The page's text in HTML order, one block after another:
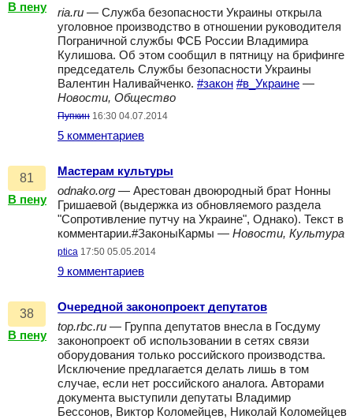
В пену
ria.ru — Служба безопасности Украины открыла
уголовное производство в отношении руководителя
Пограничной службы ФСБ России Владимира
Кулишова. Об этом сообщил в пятницу на брифинге
председатель Службы безопасности Украины
Валентин Наливайченко. #закон #в_Украине —
Новости, Общество
Пупкин 16:30 04.07.2014
5 комментариев
81
В пену
Мастерам культуры
odnako.org — Арестован двоюродный брат Нонны
Гришаевой (выдержка из обновляемого раздела
"Сопротивление путчу на Украине", Однако). Текст в
комментарии.#ЗаконыКармы — Новости, Культура
ptica 17:50 05.05.2014
9 комментариев
38
В пену
Очередной законопроект депутатов
top.rbc.ru — Группа депутатов внесла в Госдуму
законопроект об использовании в сетях связи
оборудования только российского производства.
Исключение предлагается делать лишь в том
случае, если нет российского аналога. Авторами
документа выступили депутаты Владимир
Бессонов, Виктор Коломейцев, Николай Коломейцев